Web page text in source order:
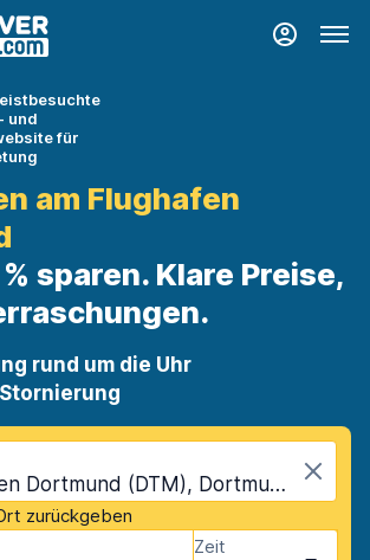
und
für
am Flughafen
sparen. Klare Preise,
rund um die Uhr
Flughafen Dortmund (DTM), Dortmund, Deutschland
zurückgeben
Zeit